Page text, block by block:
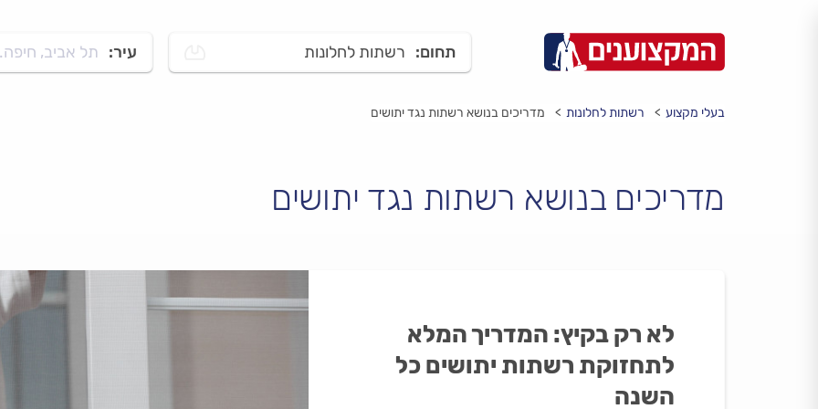
תחום: רשתות לחלונות עיר: תל אביב,
בעלי מקצוע רשתות לחלונות מדריכים בנושא רשתות נגד יתושים
מדריכים בנושא רשתות נגד יתושים
לא רק בקיץ: המדריך המלא
לתחזוקת רשתות יתושים כל
השנה